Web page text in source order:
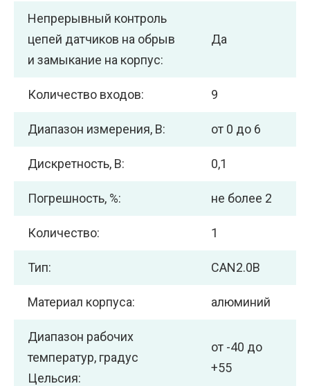
Непрерывный контроль
цепей датчиков на обрыв
и замыкание на корпус:
Да
Количество входов: 9
Диапазон измерения, В: от 0 до 6
Дискретность, В: 0,1
Погрешность, %: не более 2
Количество: 1
Тип: CAN2.0В
Материал корпуса: алюминий
Диапазон рабочих
температур, градус
Цельсия:
от -40 до
+55